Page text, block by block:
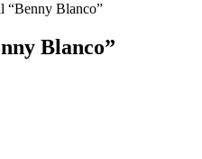
“Benny Blanco”
Blanco”